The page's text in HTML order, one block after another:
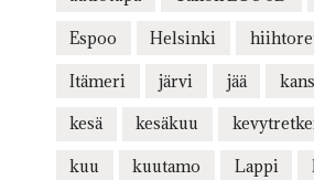
Espoo Helsinki
Itämeri järvi jää
kesä kesäkuu
kuu kuutamo Lappi